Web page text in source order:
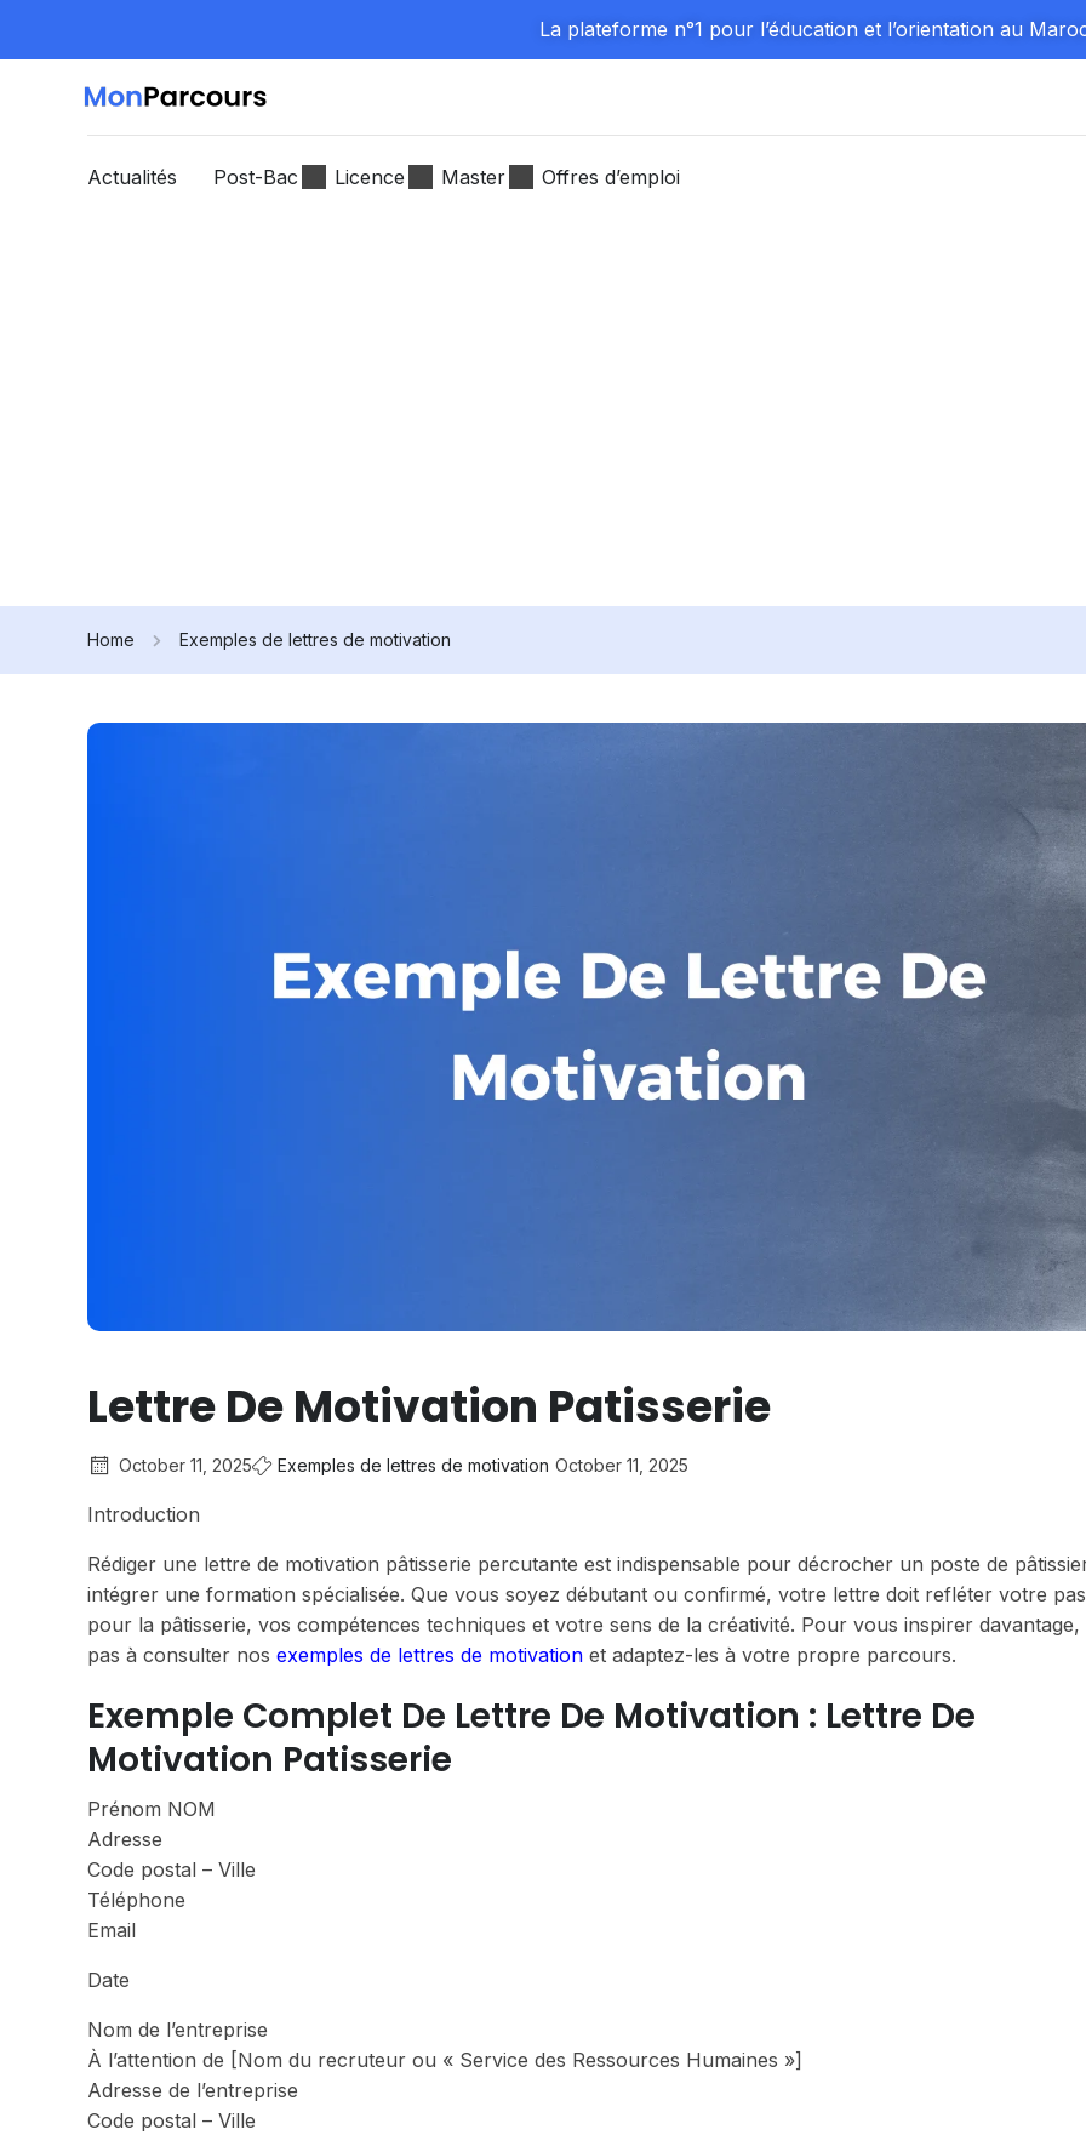
La plateforme n°1 pour l’éducation et l’orientation au
Actualités Post-Bac Licence Master Offres d’emploi
Home Exemples de lettres de motivation
Lettre De Motivation Patisserie
October 11, 2025 Exemples de lettres de motivation October 11, 2025
Introduction
Rédiger une lettre de motivation pâtisserie percutante est indispensable pour décrocher un poste de
intégrer une formation spécialisée. Que vous soyez débutant ou confirmé, votre lettre doit refléter votre
pour la pâtisserie, vos compétences techniques et votre sens de la créativité. Pour vous inspirer davantage,
pas à consulter nos exemples de lettres de motivation et adaptez-les à votre propre parcours.
Exemple Complet De Lettre De Motivation : Lettre De
Motivation Patisserie
Prénom NOM
Adresse
Code postal – Ville
Téléphone
Email
Date
Nom de l’entreprise
À l’attention de [Nom du recruteur ou « Service des Ressources Humaines »]
Adresse de l’entreprise
Code postal – Ville